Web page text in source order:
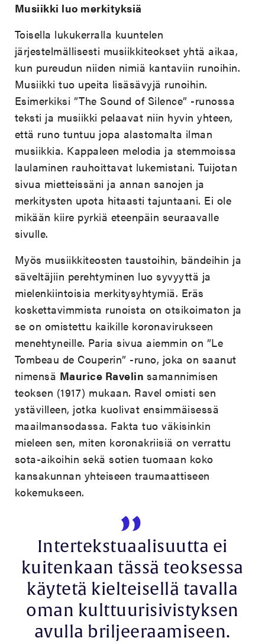
Musiikki luo merkityksiä
Toisella lukukerralla kuuntelen
järjestelmällisesti musiikkiteokset yhtä aikaa,
kun pureudun niiden nimiä kantaviin runoihin.
Musiikki tuo upeita lisäsävyjä runoihin.
Esimerkiksi ”The Sound of Silence” -runossa
teksti ja musiikki pelaavat niin hyvin yhteen,
että runo tuntuu jopa alastomalta ilman
musiikkia. Kappaleen melodia ja stemmoissa
laulaminen rauhoittavat lukemistani. Tuijotan
sivua mietteissäni ja annan sanojen ja
merkitysten upota hitaasti tajuntaani. Ei ole
mikään kiire pyrkiä eteenpäin seuraavalle
sivulle.
Myös musiikkiteosten taustoihin, bändeihin ja
säveltäjiin perehtyminen luo syvyyttä ja
mielenkiintoisia merkitysyhtymiä. Eräs
koskettavimmista runoista on otsikoimaton ja
se on omistettu kaikille koronavirukseen
menehtyneille. Paria sivua aiemmin on ”Le
Tombeau de Couperin” -runo, joka on saanut
nimensä Maurice Ravelin samannimisen
teoksen (1917) mukaan. Ravel omisti sen
ystävilleen, jotka kuolivat ensimmäisessä
maailmansodassa. Fakta tuo väkisinkin
mieleen sen, miten koronakriisiä on verrattu
sota-aikoihin sekä sotien tuomaan koko
kansakunnan yhteiseen traumaattiseen
kokemukseen.
Intertekstuaalisuutta ei
kuitenkaan tässä teoksessa
käytetä kielteisellä tavalla
oman kulttuurisivistyksen
avulla briljeeraamiseen.